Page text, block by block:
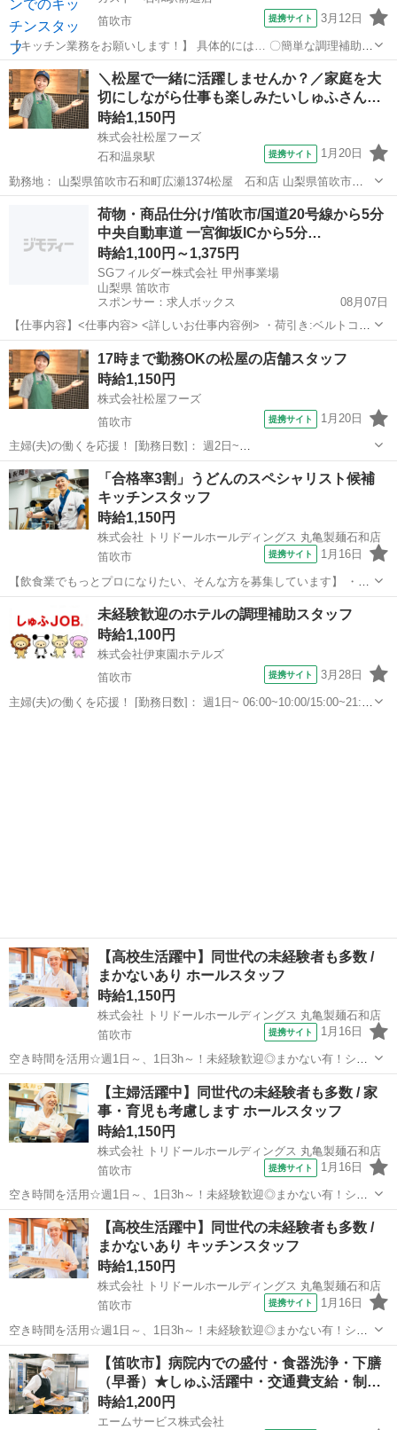
笛吹市
提携サイト 3月12日
【キッチン業務をお願いします！】 具体的には… 〇簡単な調理補助
〇食器洗い などをお任せします♪ バイトデビュー・ひさしぶりの復
職・人見知りさんでも大丈夫です！ みんなでサポートしますので安心
してください♪ アルバイト...
山梨 笛吹市 キッチン
＼松屋で一緒に活躍しませんか？／家庭を大
切にしながら仕事も楽しみたいしゅふさん…
時給1,150円
株式会社松屋フーズ
石和温泉駅
提携サイト 1月20日
勤務地： 山梨県笛吹市石和町広瀬1374松屋 石和店 山梨県笛吹市石
和町広瀬1374 石和温泉駅 自動車5分 ／ 酒折駅 自動車9分 ／ 善光寺駅
自動車11分 週勤務日時： 週2日~ 08:00〜17:00／17:00...
笛吹市 石和温泉駅 レストラン
荷物・商品仕分け/笛吹市/国道20号線から5分
中央自動車道 一宮御坂ICから5分…
時給1,100円～1,375円
SGフィルダー株式会社 甲州事業場
山梨県 笛吹市
スポンサー：求人ボックス
08月07日
【仕事内容】<仕事内容> <詳しいお仕事内容例> ・荷引き:ベルトコン
ベアから流れてくる荷物を担当レーンに滑らせるように引き込む ・荷
積み:荷引きされた荷物を配送先ごとのボックスやトラックに入れる ・
小物仕分け:配送先の住所ごとに...
アルバイト・パート
17時まで勤務OKの松屋の店舗スタッフ
時給1,150円
株式会社松屋フーズ
笛吹市
提携サイト 1月20日
主婦(夫)の働くを応援！ [勤務日数]： 週2日~
08:00~17:00/17:00~22:00/22:00~08:00 月/火/水/木/金/土/日 などから選
べます [勤務地・最寄駅]： 山梨県笛吹市石和町広瀬137...
山梨 笛吹市 その他
「合格率3割」うどんのスペシャリスト候補
キッチンスタッフ
時給1,150円
株式会社 トリドールホールディングス 丸亀製麺石和店
笛吹市
提携サイト 1月16日
【飲食業でもっとプロになりたい、そんな方を募集しています】 ・
今、飲食業で社員として働いているが、自信を持って仕事に取り組め
ていない ・飲食業から他業界/他職種への転職を考えているが、迷って
いる ・アルバイト・パートで飲食経...
レストラン
未経験歓迎のホテルの調理補助スタッフ
時給1,100円
株式会社伊東園ホテルズ
笛吹市
提携サイト 3月28日
主婦(夫)の働くを応援！ [勤務日数]： 週1日~ 06:00~10:00/15:00~21:00
【高校生活躍中】同世代の未経験者も多数 /
まかないあり ホールスタッフ
時給1,150円
株式会社 トリドールホールディングス 丸亀製麺石和店
笛吹市
提携サイト 1月16日
空き時間を活用☆週1日～、1日3h～！未経験歓迎◎まかない有！シフ
トは1週間毎♪ ≪同世代が多いから働きやすい！≫【接客・調理】高校
生さん歓迎!!高校生の初バイトにもオススメ 【高校生におススメポイ
ント】 ・はじめてのア...
山梨 笛吹市 レストラン
【主婦活躍中】同世代の未経験者も多数 / 家
事・育児も考慮します ホールスタッフ
時給1,150円
株式会社 トリドールホールディングス 丸亀製麺石和店
笛吹市
提携サイト 1月16日
空き時間を活用☆週1日～、1日3h～！未経験歓迎◎まかない有！シフ
トは1週間毎♪ 家事や育児のご経験を活かしませんか？ 【主婦(夫)さん
におススメポイント】 ・同世代の主婦(夫)さんもみんな未経験からス
タートできます。 ...
山梨 笛吹市 レストラン
【高校生活躍中】同世代の未経験者も多数 /
まかないあり キッチンスタッフ
時給1,150円
株式会社 トリドールホールディングス 丸亀製麺石和店
笛吹市
提携サイト 1月16日
空き時間を活用☆週1日～、1日3h～！未経験歓迎◎まかない有！シフ
トは1週間毎♪ ≪同世代が多いから働きやすい！≫【接客・調理】高校
生さん歓迎!!高校生の初バイトにもオススメ 【高校生におススメポイ
ント】 ・はじめてのア...
山梨 笛吹市 レストラン
【笛吹市】病院内での盛付・食器洗浄・下膳
（早番）★しゅふ活躍中・交通費支給・制…
時給1,200円
エームサービス株式会社